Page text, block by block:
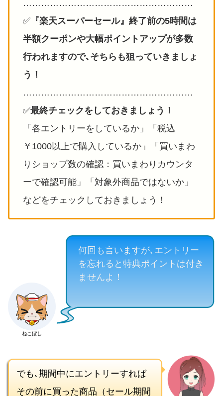
…………………………………………………
✅️ 『楽天スーパーセール』終了前の5時間は
半額クーポンや大幅ポイントアップが多数
行われますので､そちらも狙っていきましょ
う！
…………………………………………………
✅️最終チェックをしておきましょう！
「各エントリーをしているか」「税込
￥1000以上で購入しているか」「買いまわ
りショップ数の確認：買いまわりカウンタ
ーで確認可能」「対象外商品ではないか」
などをチェックしておきましょう！
ねこぼし
何回も言いますが､エントリー
を忘れると特典ポイントは付き
ませんよ！
でも､期間中にエントリーすれば
その前に買った商品（セール期間